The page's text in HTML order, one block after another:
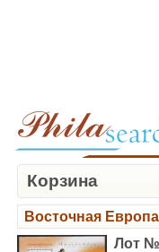
Корзина
Восточная Европа
Лот №